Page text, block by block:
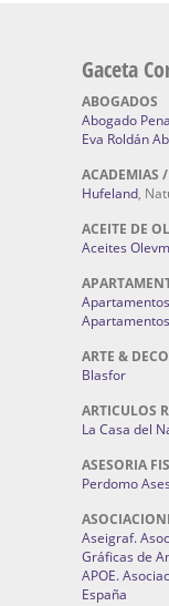
Gaceta
ABOGADOS
Abogado
Eva Roldán
ACADEMIAS
Hufeland,
ACEITE DE
Aceites
ARTE &
Blasfor
ARTICULOS
La Casa del
ASESORIA
Perdomo
Aseigraf.
Gráficas de
APOE.
España